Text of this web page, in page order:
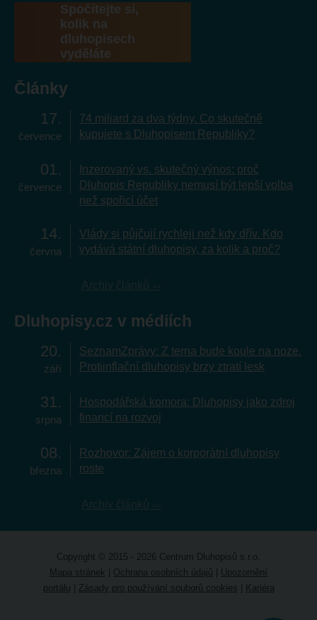
Spočítejte si,
kolik na
dluhopisech
vyděláte
Články
17
července
74 miliard za dva týdny. Co skutečně
kupujete s Dluhopisem Republiky?
01
července
Inzerovaný vs. skutečný výnos: proč
Dluhopis Republiky nemusí být lepší volba
než spořicí účet
14
června
Vlády si půjčují rychleji než kdy dřív. Kdo
vydává státní dluhopisy, za kolik a proč?
Dluhopisy.cz v médiích
20
září
SeznamZprávy: Z terna bude koule na noze.
Protiinflační dluhopisy brzy ztratí lesk
31
srpna
Hospodářská komora: Dluhopisy jako zdroj
financí na rozvoj
08
března
Rozhovor: Zájem o korporátní dluhopisy
roste
Copyright © 2015 - 2026 Centrum Dluhopisů s.r.o.
Mapa stránek
Ochrana osobních údajů
Upozornění
portálu
Zásady pro používání souborů cookies Kariéra